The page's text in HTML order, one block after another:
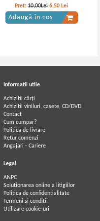
Pret:10,00Lei 6,50 Lei
Adaugă în coș
Informatii utile
Achizitii cărți
Achizitii viniluri, casete, CD/DVD
Contact
Cum cumpar?
Politica de livrare
Retur comenzi
Angajari - Cariere
Legal
ANPC
Soluționarea online a litigiilor
Politica de confidentialitate
Termeni si conditii
Utilizare cookie-uri